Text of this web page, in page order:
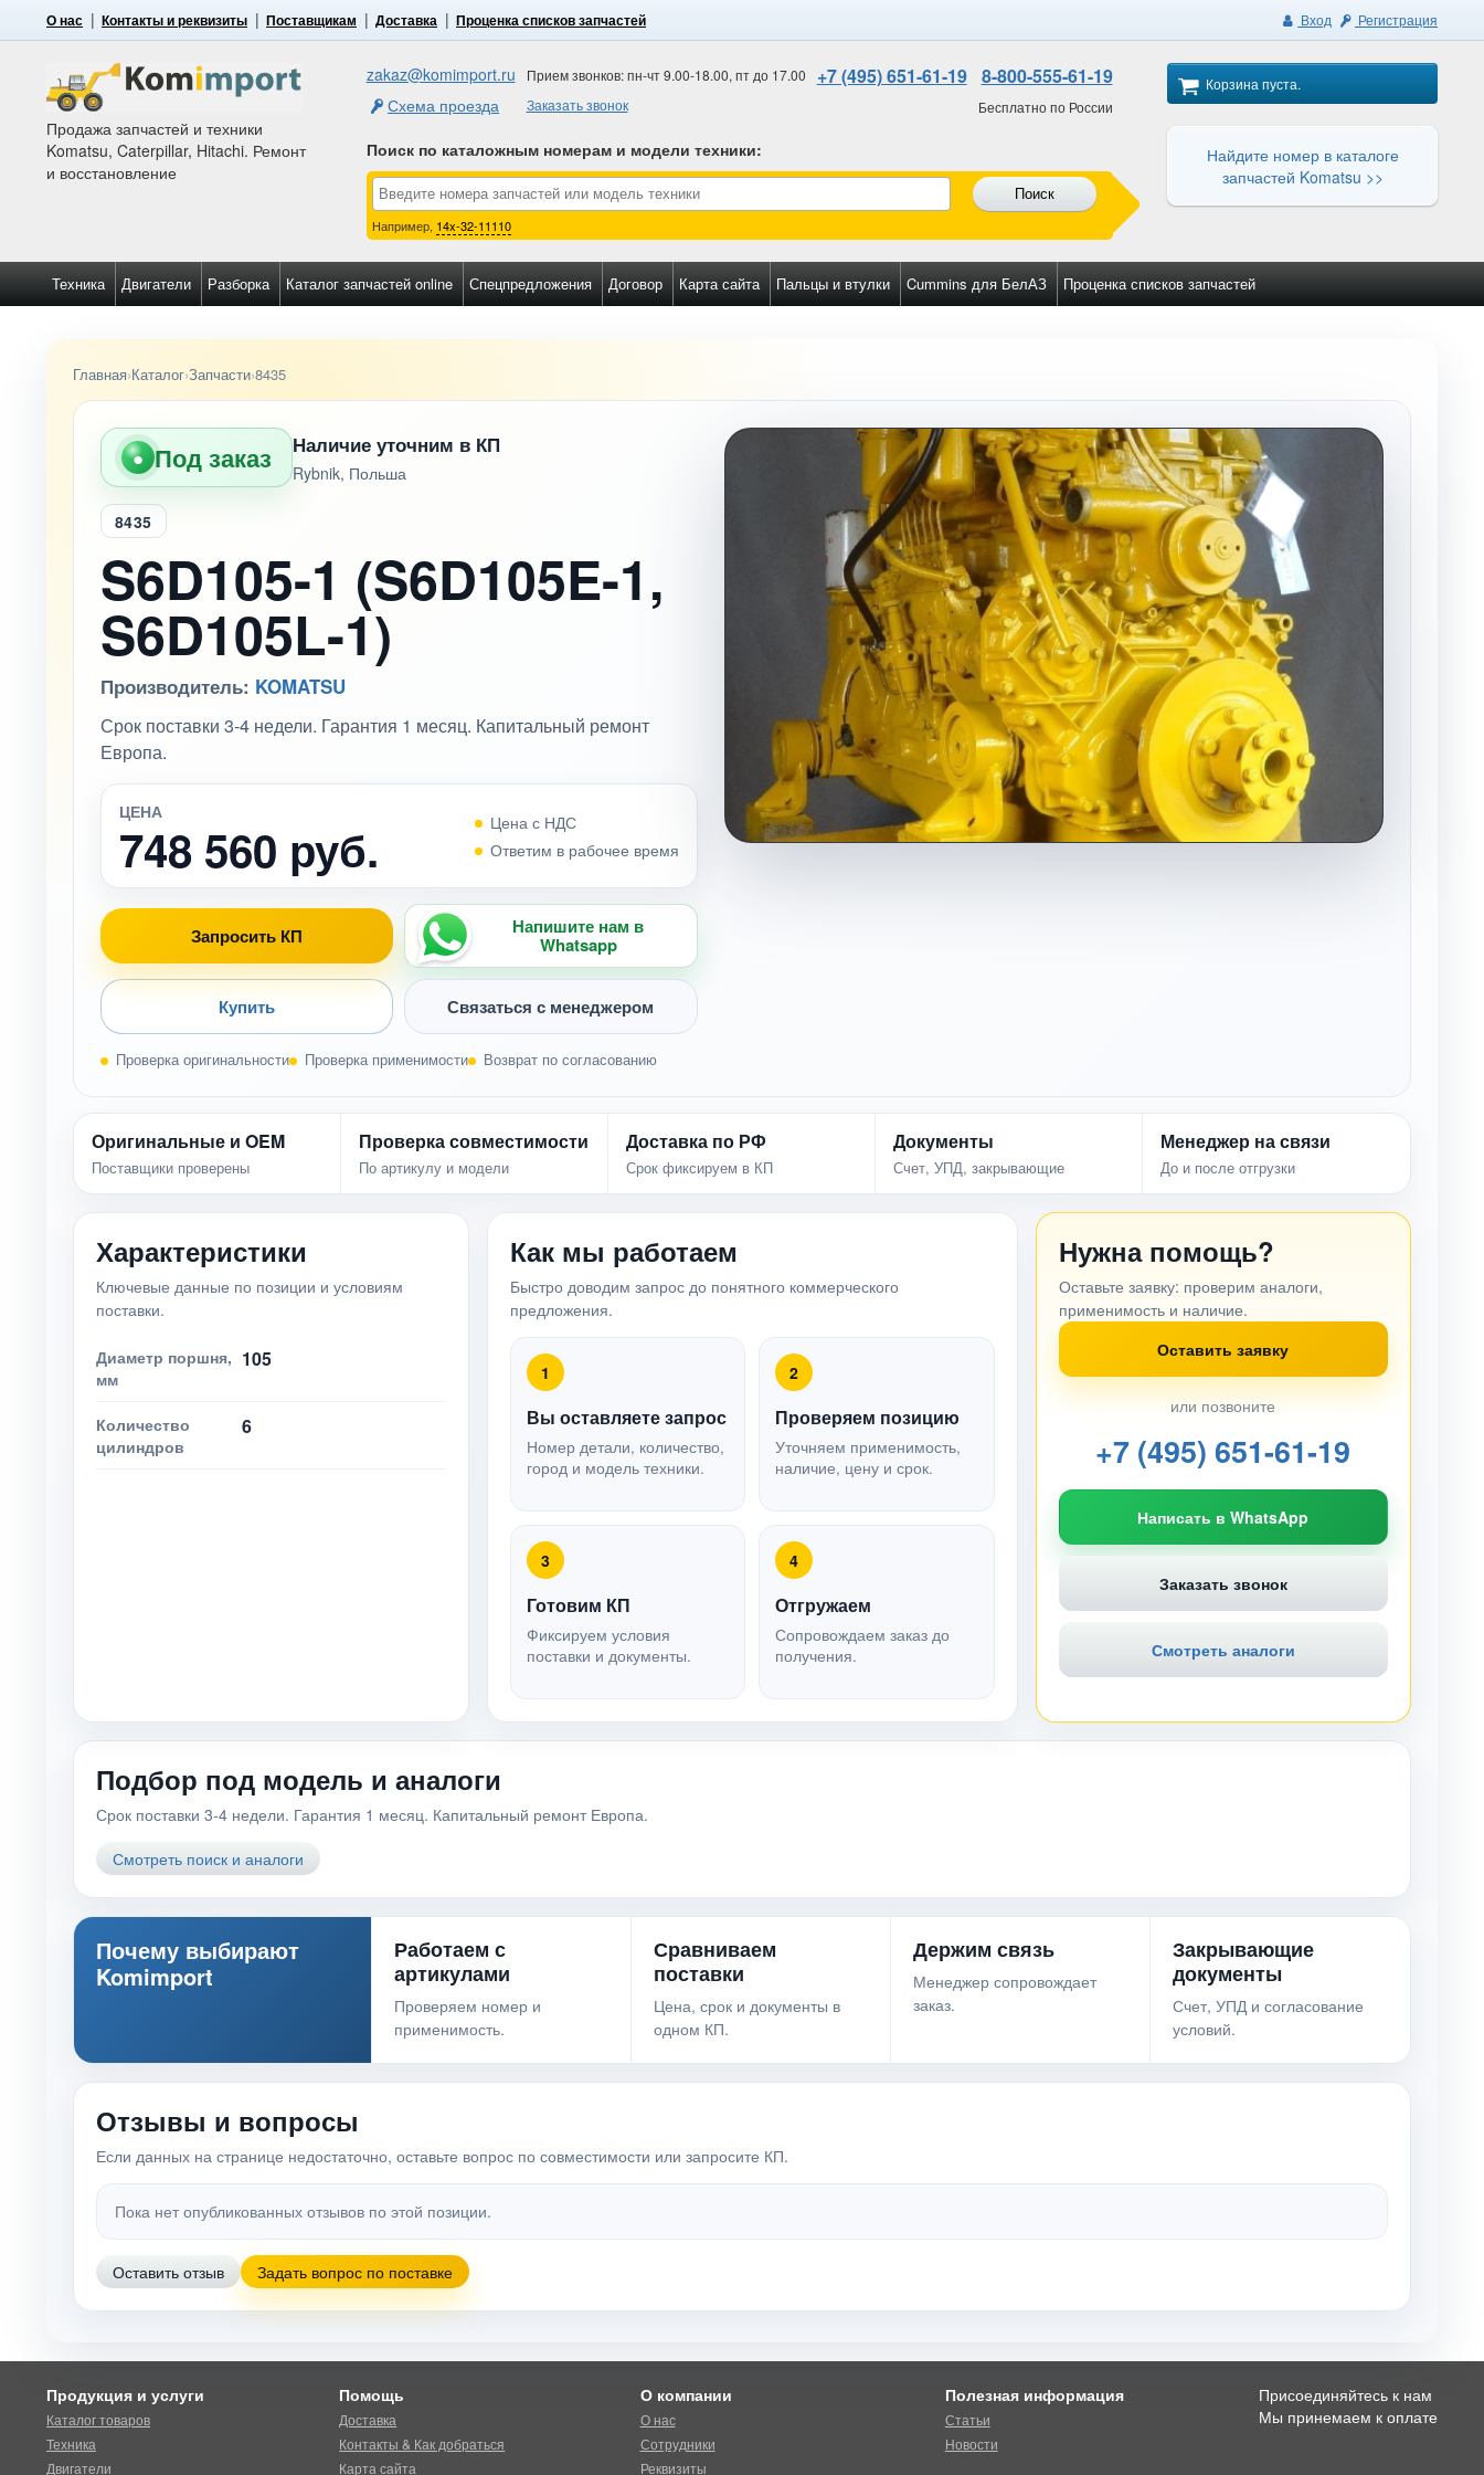
О нас Контакты и реквизиты Поставщикам Доставка Проценка списков запчастей Вход Регистрация
Продажа запчастей и техники
Komatsu, Caterpillar, Hitachi. Ремонт
и восстановление
zakaz@komimport.ru
Схема проезда
Прием звонков: пн-чт 9.00-18.00, пт до 17.00
Заказать звонок
+7 (495) 651-61-19 8-800-555-61-19
Бесплатно по России
Поиск по каталожным номерам и модели техники:
Поиск
Например, 14x-32-11110
Корзина пуста.
Найдите номер в каталоге
запчастей Komatsu >>
Техника Двигатели Разборка Каталог запчастей online Спецпредложения Договор Карта сайта Пальцы и втулки Cummins для БелАЗ Проценка списков запчастей
Главная›Каталог›Запчасти›8435
● Под заказ Наличие уточним в КП
Rybnik, Польша
8435
S6D105-1 (S6D105E-1,
S6D105L-1)
Производитель: KOMATSU
Срок поставки 3-4 недели. Гарантия 1 месяц. Капитальный ремонт
Европа.
ЦЕНА
748 560 руб.
Цена с НДС
Ответим в рабочее время
Запросить КП Напишите нам в
Whatsapp
Купить Связаться с менеджером
Проверка оригинальности Проверка применимости Возврат по согласованию
Оригинальные и OEM
Поставщики проверены
Проверка совместимости
По артикулу и модели
Доставка по РФ
Срок фиксируем в КП
Документы
Счет, УПД, закрывающие
Менеджер на связи
До и после отгрузки
Характеристики
Ключевые данные по позиции и условиям
поставки.
Диаметр поршня,
мм
105
Количество
цилиндров
6
Как мы работаем
Быстро доводим запрос до понятного коммерческого
предложения.
1
Вы оставляете запрос
Номер детали, количество,
город и модель техники.
2
Проверяем позицию
Уточняем применимость,
наличие, цену и срок.
3
Готовим КП
Фиксируем условия
поставки и документы.
4
Отгружаем
Сопровождаем заказ до
получения.
Нужна помощь?
Оставьте заявку: проверим аналоги,
применимость и наличие.
Оставить заявку
или позвоните
+7 (495) 651-61-19
Написать в WhatsApp
Заказать звонок
Смотреть аналоги
Подбор под модель и аналоги
Срок поставки 3-4 недели. Гарантия 1 месяц. Капитальный ремонт Европа.
Смотреть поиск и аналоги
Почему выбирают
Komimport
Работаем с
артикулами
Проверяем номер и
применимость.
Сравниваем
поставки
Цена, срок и документы в
одном КП.
Держим связь
Менеджер сопровождает
заказ.
Закрывающие
документы
Счет, УПД и согласование
условий.
Отзывы и вопросы
Если данных на странице недостаточно, оставьте вопрос по совместимости или запросите КП.
Пока нет опубликованных отзывов по этой позиции.
Оставить отзыв Задать вопрос по поставке
Продукция и услуги
Каталог товаров
Техника
Двигатели
Помощь
Доставка
Контакты & Как добраться
Карта сайта
О компании
О нас
Сотрудники
Реквизиты
Полезная информация
Статьи
Новости
Присоединяйтесь к нам
Мы принемаем к оплате